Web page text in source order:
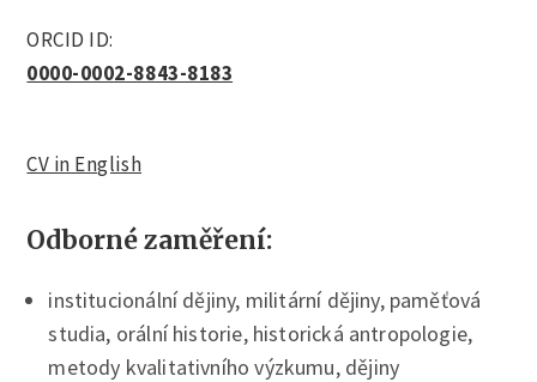
ORCID ID:
0000-0002-8843-8183
CV in English
Odborné zaměření:
institucionální dějiny, militární dějiny, paměťová
studia, orální historie, historická antropologie,
metody kvalitativního výzkumu, dějiny